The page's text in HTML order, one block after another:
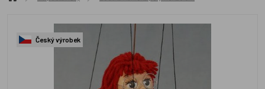
Český výrobek